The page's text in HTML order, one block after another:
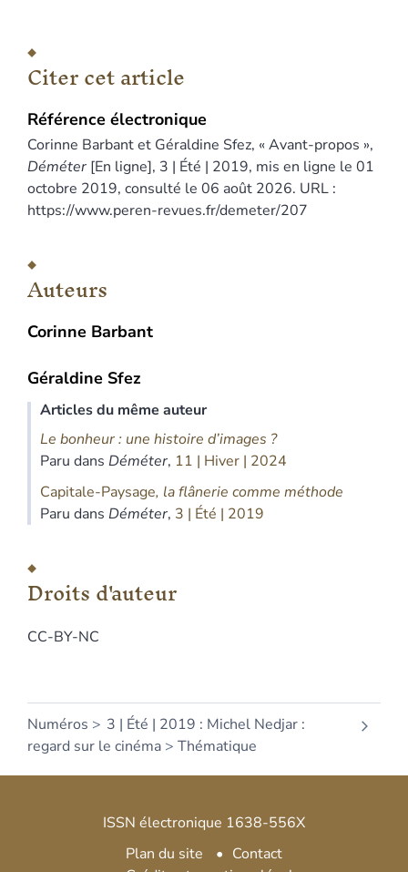
Citer cet article
Référence électronique
Corinne Barbantet Géraldine Sfez, « Avant-propos »,
Déméter [En ligne], 3 | Été | 2019, mis en ligne le 01
octobre 2019, consulté le 06 août 2026. URL :
https://www.peren-revues.fr/demeter/207
Auteurs
Corinne Barbant
Géraldine Sfez
Articles du même auteur
Le bonheur : une histoire d’images ?
Paru dans Déméter, 11 | Hiver | 2024
Capitale-Paysage, la flânerie comme méthode
Paru dans Déméter, 3 | Été | 2019
Droits d'auteur
CC-BY-NC
Numéros
3 | Été | 2019 : Michel Nedjar :
regard sur le cinéma
Thématique
ISSN électronique 1638-556X
Plan du site
Contact